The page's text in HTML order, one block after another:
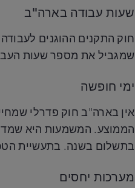
שעות עבודה בארה"ב
שמגביל את מספר שעות
ימי חופשה
בתשלום בשנה. בתעשיית
מערכות יחסים